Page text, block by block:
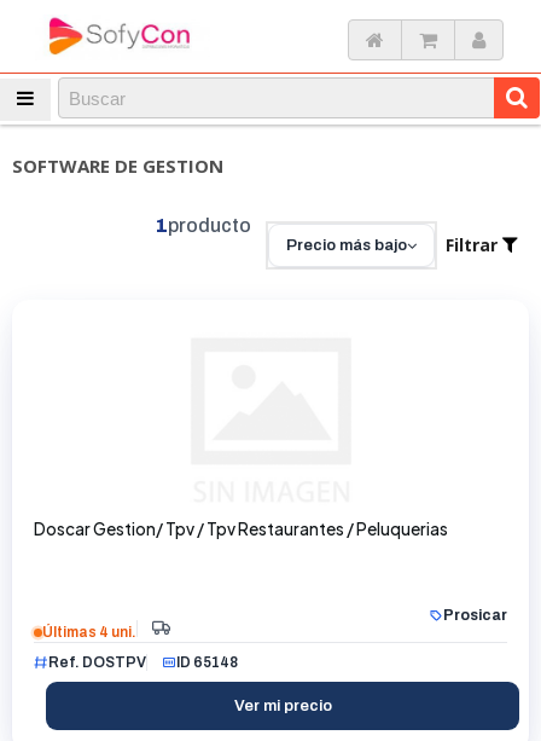
SOFTWARE DE GESTION
Filtrar
Precio más bajo
1producto
Doscar Gestion/ Tpv / Tpv Restaurantes / Peluquerias
Prosicar
Últimas 4 uni.
Ref. DOSTPV
ID 65148
Ver mi precio